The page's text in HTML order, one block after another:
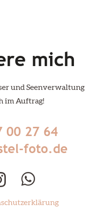
mich
und Seenverwaltung
im Auftrag!
00 27 64
foto.de